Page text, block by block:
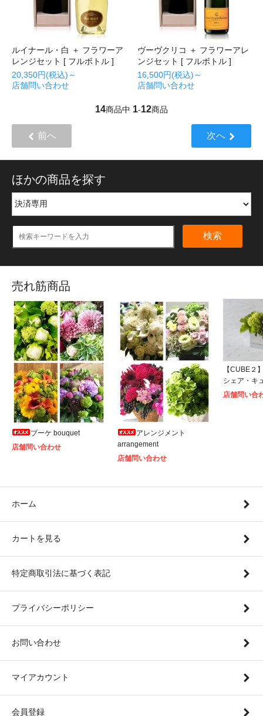
ルイナール・白 ＋ フラワーア
レンジセット [ フルボトル ]
20,350円(税込)～
店舗問い合わせ
ヴーヴクリコ ＋ フラワーアレ
ンジセット [ フルボトル ]
16,500円(税込)～
店舗問い合わせ
14商品中 1-12商品
前へ 次へ
ほかの商品を探す
検索
売れ筋商品
ブーケ bouquet
店舗問い合わせ
アレンジメント
arrangement
店舗問い合わせ
【CUBE２
シェア・キ
店舗問い合
ホーム
カートを見る
特定商取引法に基づく表記
プライバシーポリシー
お問い合わせ
マイアカウント
会員登録